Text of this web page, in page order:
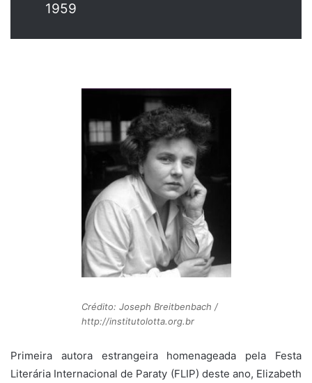
1959
Crédito: Joseph Breitbenbach /
http://institutolotta.org.br
Primeira autora estrangeira homenageada pela Festa
Literária Internacional de Paraty (FLIP) deste ano, Elizabeth